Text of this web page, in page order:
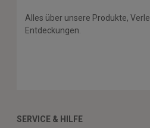
Alles über unsere Produkte,
Entdeckungen.
SERVICE & HILFE